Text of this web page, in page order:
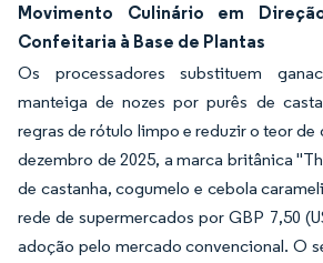
Movimento Culinário em
Confeitaria à Base de Plantas
Os processadores substituem
manteiga de nozes por purês de
regras de rótulo limpo e reduzir o teor de
dezembro de 2025, a marca britânica
de castanha, cogumelo e cebola
rede de supermercados por GBP 7,50
adoção pelo mercado convencional. O